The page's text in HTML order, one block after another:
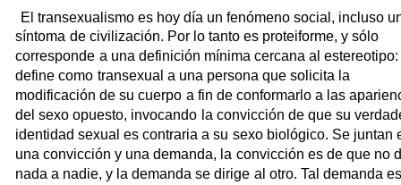
El transexualismo es hoy día un fenómeno social, incluso
síntoma de civilización. Por lo tanto es proteiforme, y sólo
corresponde a una definición mínima cercana al estereotipo:
define como transexual a una persona que solicita la
modificación de su cuerpo a fin de conformarlo a las
del sexo opuesto, invocando la convicción de que su
identidad sexual es contraria a su sexo biológico. Se juntan
una convicción y una demanda, la convicción es de que no
nada a nadie, y la demanda se dirige al otro. Tal demanda